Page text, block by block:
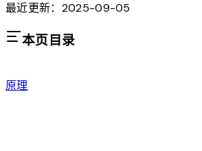
最近更新：2025-09-05
本页目录
原理